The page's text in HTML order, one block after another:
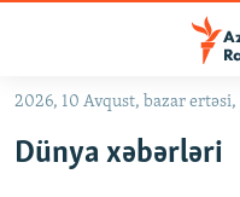
Əsas
qayıt
#İZAHLA
2026, 10 Avqust, bazar ertəsi,
Dünya xəbərləri